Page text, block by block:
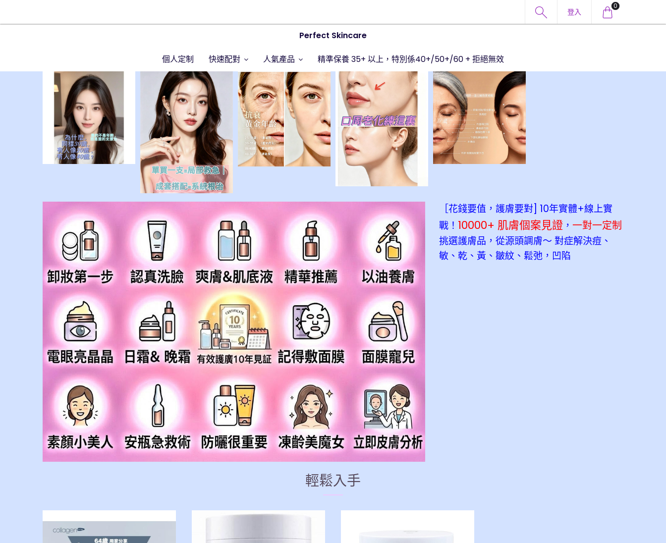
登入
0
Perfect Skincare
個人定制 快速配對 人氣產品 精準保養 35+ 以上，特別係40+/50+/60 + 拒絕無效
［花錢要值，護膚要對] 10年實體+線上實
戰！ 10000+ 肌膚個案見證 ， 一對一定制
挑選護膚品，從源頭調膚～ 對症解決痘、
敏、乾、黃、皺紋、鬆弛，凹陷
輕鬆入手